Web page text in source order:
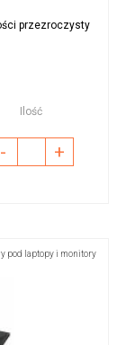
przezroczysty
Ilość
- +
pod laptopy i monitory